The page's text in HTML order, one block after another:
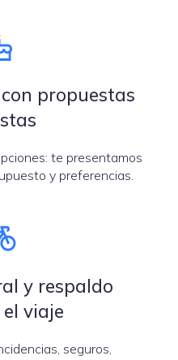
propuestas
te presentamos
y preferencias.
y respaldo
viaje
seguros,